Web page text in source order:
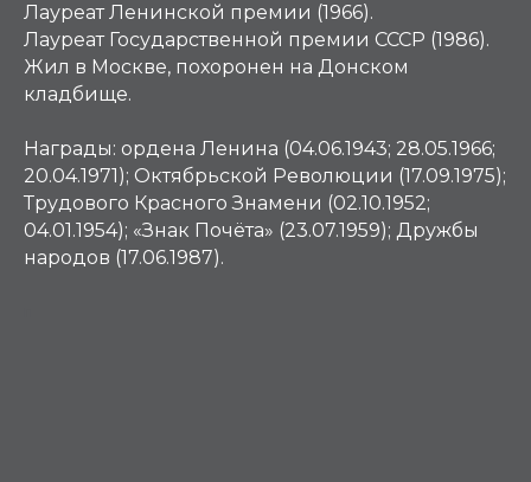
Лауреат Ленинской премии (1966).
Лауреат Государственной премии СССР (1986).
Жил в Москве, похоронен на Донском
кладбище.
Награды: ордена Ленина (04.06.1943; 28.05.1966;
20.04.1971); Октябрьской Революции (17.09.1975);
Трудового Красного Знамени (02.10.1952;
04.01.1954); «Знак Почёта» (23.07.1959); Дружбы
народов (17.06.1987).